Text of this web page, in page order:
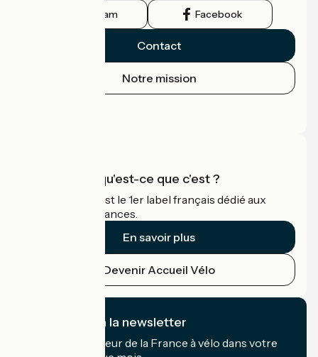
Instagram Facebook
Contact
Notre mission
Accueil Vélo qu'est-ce que c'est ?
Accueil Vélo c'est le 1er label français dédié aux
cyclistes en vacances.
En savoir plus
Devenir Accueil Vélo
Je m'abonne à la newsletter
Recevez le meilleur de la France à vélo dans votre